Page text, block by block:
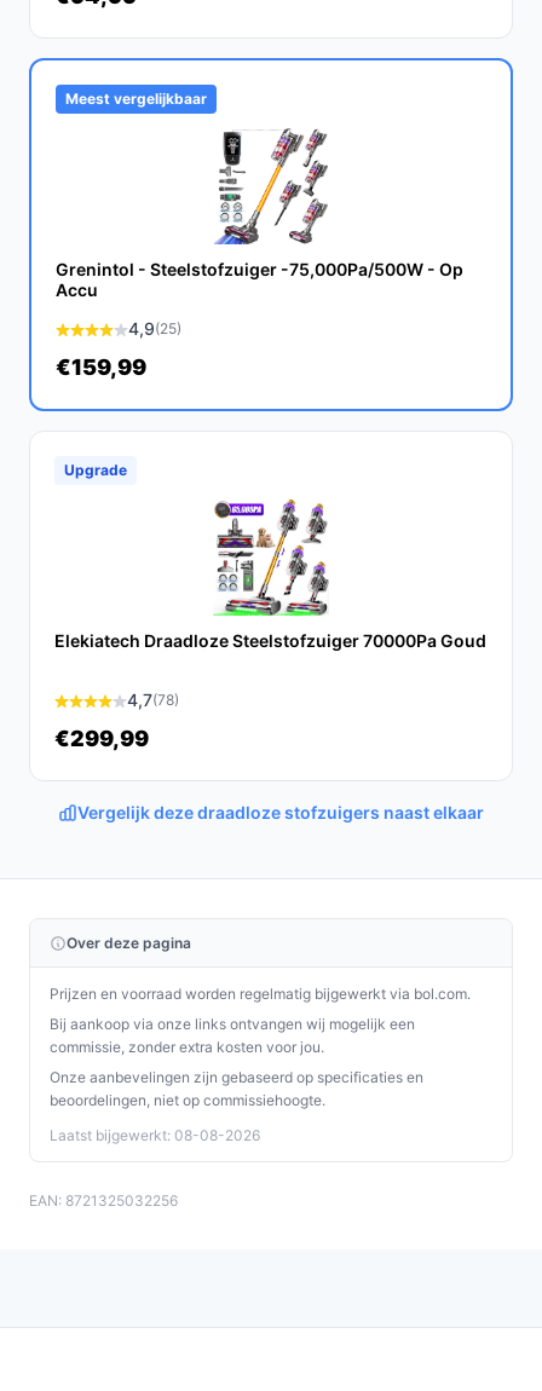
Sanovy AutoDock X28 meerdere jaren meegaan.
Is dit geschikt voor harde vloeren en tapijten?
Ja, deze stofzuiger is ontworpen om zowel harde
vloeren als tapijten effectief te reinigen.
Wat zijn de belangrijkste verschillen met andere
draadloze stofzuigers?
De Sanovy AutoDock X28 biedt unieke functies zoals
het automatische leegstation en een krachtige
zuigkracht die het onderhoud en de efficiëntie
verbeteren in vergelijking met concurrenten.
Conclusie
uitstekende keuze voor iedereen die op zoek is naar
een krachtige en gebruiksvriendelijke stofzuiger. Met
zijn innovatieve functies en sterke prestaties maakt het
schoonmaken een stuk eenvoudiger.
Ontdek alle specificaties en vergelijk prijzen op
bestedraadlozestofzuiger.nl. Kies bewust wat perfect
Meest vergelijkbaar
Grenintol - Steelstofzuiger -75,000Pa/500W - Op
Accu
4,9(25)
€159,99
Upgrade
Elekiatech Draadloze Steelstofzuiger 70000Pa Goud
4,7(78)
€299,99
Vergelijk deze draadloze stofzuigers naast elkaar
Over deze pagina
Prijzen en voorraad worden regelmatig bijgewerkt via bol.com.
Bij aankoop via onze links ontvangen wij mogelijk een
commissie, zonder extra kosten voor jou.
Onze aanbevelingen zijn gebaseerd op specificaties en
beoordelingen, niet op commissiehoogte.
Laatst bijgewerkt: 08-08-2026
EAN: 8721325032256